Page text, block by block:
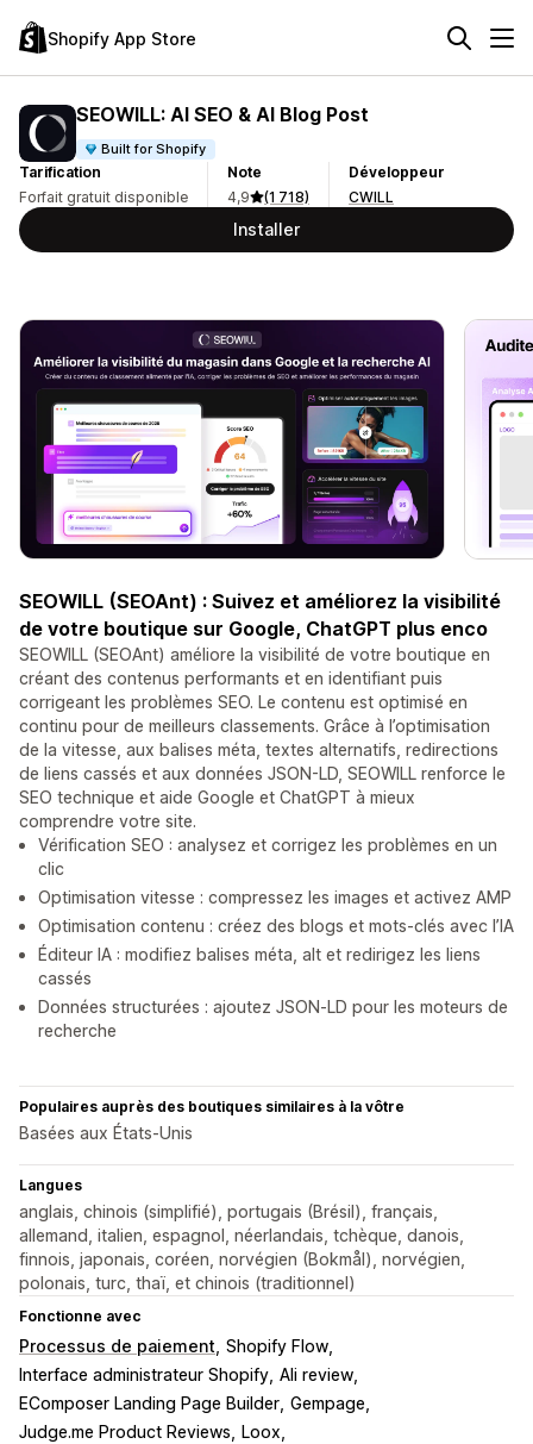
Shopify App Store
SEOWILL: AI SEO & AI Blog Post
Built for Shopify
Tarification
Forfait gratuit disponible
Note
4,9
(1 718)
Développeur
CWILL
Installer
SEOWILL (SEOAnt) : Suivez et améliorez la visibilité
de votre boutique sur Google, ChatGPT plus enco
SEOWILL (SEOAnt) améliore la visibilité de votre boutique en
créant des contenus performants et en identifiant puis
corrigeant les problèmes SEO. Le contenu est optimisé en
continu pour de meilleurs classements. Grâce à l’optimisation
de la vitesse, aux balises méta, textes alternatifs, redirections
de liens cassés et aux données JSON-LD, SEOWILL renforce le
SEO technique et aide Google et ChatGPT à mieux
comprendre votre site.
Vérification SEO : analysez et corrigez les problèmes en un
clic
Optimisation vitesse : compressez les images et activez AMP
Optimisation contenu : créez des blogs et mots-clés avec l’IA
Éditeur IA : modifiez balises méta, alt et redirigez les liens
cassés
Données structurées : ajoutez JSON‑LD pour les moteurs de
recherche
Populaires auprès des boutiques similaires à la vôtre
Basées aux États-Unis
Langues
anglais, chinois (simplifié), portugais (Brésil), français,
allemand, italien, espagnol, néerlandais, tchèque, danois,
finnois, japonais, coréen, norvégien (Bokmål), norvégien,
polonais, turc, thaï, et chinois (traditionnel)
Fonctionne avec
Processus de paiement Shopify Flow
Interface administrateur Shopify Ali review
EComposer Landing Page Builder Gempage
Judge.me Product Reviews
Loox